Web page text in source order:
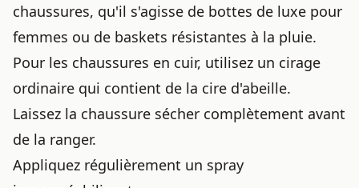
chaussures, qu'il s'agisse de bottes de luxe pour
femmes ou de baskets résistantes à la pluie.
Pour les chaussures en cuir, utilisez un cirage
ordinaire qui contient de la cire d'abeille.
Laissez la chaussure sécher complètement avant
de la ranger.
Appliquez régulièrement un spray